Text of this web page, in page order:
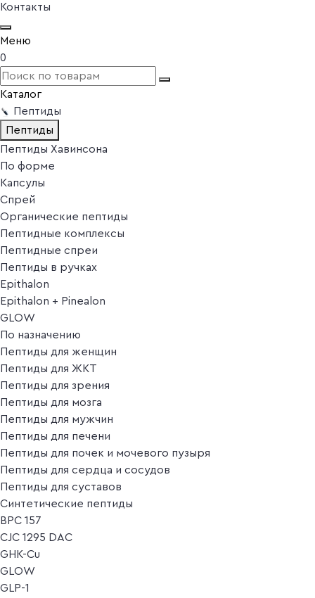
Контакты
Меню
0
Каталог
Пептиды
Пептиды
Пептиды Хавинсона
По форме
Капсулы
Спрей
Органические пептиды
Пептидные комплексы
Пептидные спреи
Пептиды в ручках
Epithalon
Epithalon + Pinealon
GLOW
По назначению
Пептиды для женщин
Пептиды для ЖКТ
Пептиды для зрения
Пептиды для мозга
Пептиды для мужчин
Пептиды для печени
Пептиды для почек и мочевого пузыря
Пептиды для сердца и сосудов
Пептиды для суставов
Синтетические пептиды
BPC 157
CJC 1295 DAC
GHK-Cu
GLOW
GLP-1